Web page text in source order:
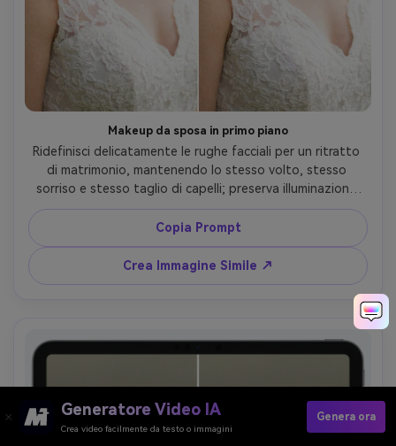
Makeup da sposa in primo piano
Ridefinisci delicatamente le rughe facciali per un ritratto
di matrimonio, mantenendo lo stesso volto, stesso
sorriso e stesso taglio di capelli; preserva illuminazione
originale, texture del velo e dell’abito e finezza delle
cuciture dell’abbigliamento, mantenendo proporzioni
realistiche --ar 4:5
Copia Prompt
Crea Immagine Simile ↗
Generatore Video IA
Crea video facilmente da testo o immagini
Genera ora